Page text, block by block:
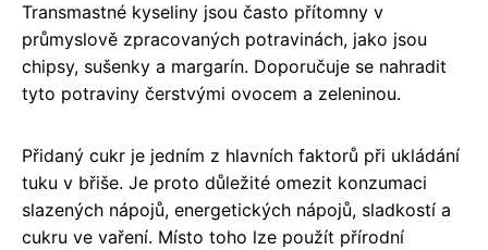
Transmastné kyseliny jsou často přítomny v
průmyslově zpracovaných potravinách, jako jsou
chipsy, sušenky a margarín. Doporučuje se nahradit
tyto potraviny čerstvými ovocem a zeleninou.
Přidaný cukr je jedním z hlavních faktorů při ukládání
tuku v břiše. Je proto důležité omezit konzumaci
slazených nápojů, energetických nápojů, sladkostí a
cukru ve vaření. Místo toho lze použít přírodní